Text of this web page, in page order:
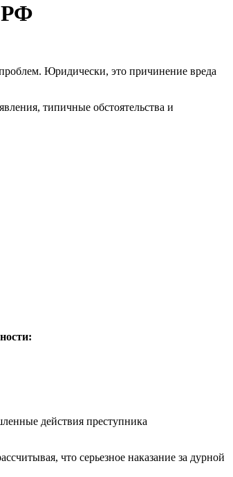
РФ
Юридически, это причинение вреда
типичные обстоятельства и
действия преступника
что серьезное наказание за дурной